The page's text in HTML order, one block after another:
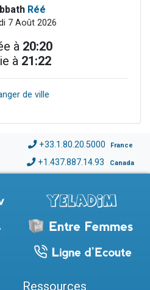
Réé
7 Août 2026
à 20:20
à 21:22
de ville
+33.1.80.20.5000 France
+1.437.887.14.93 Canada
Ressources